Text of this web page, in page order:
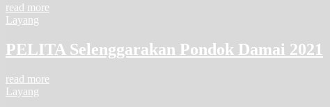
read more
Layang
PELITA Selenggarakan Pondok Damai 2021
read more
Layang